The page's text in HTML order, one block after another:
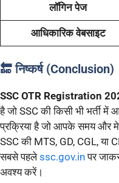
लॉगिन पेज
आधिकारिक वेबसाइट
🔚 निष्कर्ष (Conclusion)
SSC OTR Registration
है जो SSC की किसी भी भर्ती
प्रक्रिया है जो आपके समय और
SSC की MTS, GD, CGL, या
सबसे पहलेssc.gov.inपर
अवश्य करें।